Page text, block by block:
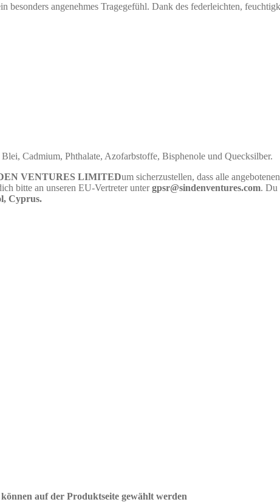
angenehmes Tragegefühl. Dank des federleichten,
Cadmium, Phthalate, Azofarbstoffe, Bisphenole und Quecksilber.
VENTURES LIMITEDum sicherzustellen, dass alle
bitte an unseren EU-Vertreter untergpsr@sindenventures.com. Du
Cyprus.
auf der Produktseite gewählt werden